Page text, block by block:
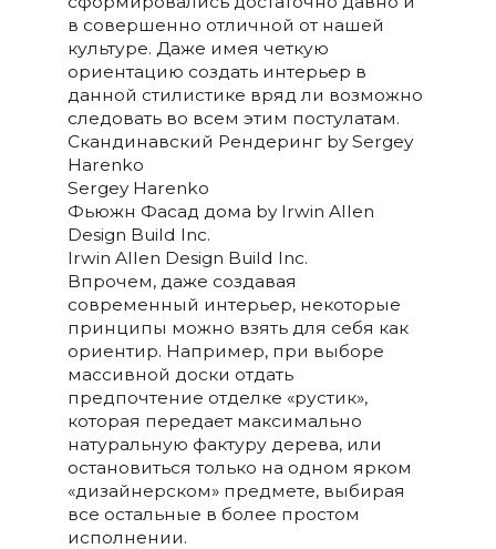
в совершенно отличной от нашей
культуре. Даже имея четкую
ориентацию создать интерьер в
данной стилистике вряд ли возможно
следовать во всем этим постулатам.
Скандинавский Рендеринг by Sergey
Harenko
Sergey Harenko
Фьюжн Фасад дома by Irwin Allen
Design Build Inc.
Irwin Allen Design Build Inc.
Впрочем, даже создавая
современный интерьер, некоторые
принципы можно взять для себя как
ориентир. Например, при выборе
массивной доски отдать
предпочтение отделке «рустик»,
которая передает максимально
натуральную фактуру дерева, или
остановиться только на одном ярком
«дизайнерском» предмете, выбирая
все остальные в более простом
исполнении.